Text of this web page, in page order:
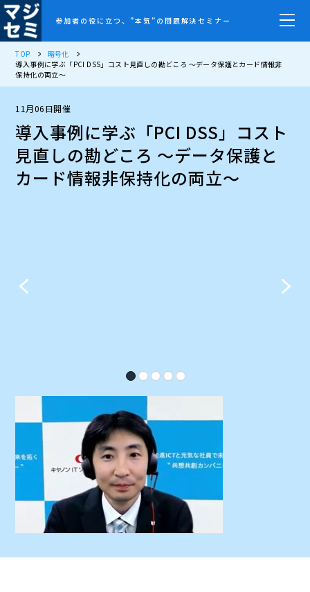
参加者の役に立つ、”本気”の問題解決セミナー
TOP
暗号化
導入事例に学ぶ「PCI DSS」コスト見直しの勘どころ ～データ保護とカード情報非
保持化の両立～
11月06日開催
導入事例に学ぶ「PCI DSS」コスト
見直しの勘どころ ～データ保護と
カード情報非保持化の両立～